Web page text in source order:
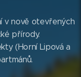
v nově otevřených
přírody.
(Horní Lipová a